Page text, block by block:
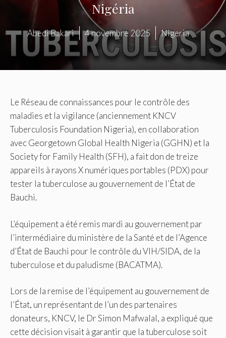
Nigéria
Abedi Bakari 4 novembre 2025 Nigeria
Le Réseau de connaissances pour le contrôle des
maladies et la vigilance (anciennement KNCV
Tuberculosis Foundation Nigeria), en collaboration
avec Georgetown Global Health Nigeria (GGHN) et la
Society for Family Health (SFH), a fait don de treize
appareils à rayons X numériques portables (PDX) pour
tester la tuberculose au gouvernement de l’État de
Bauchi.
L’équipement a été remis mardi au gouvernement par
l’intermédiaire du ministère de la Santé et de l’Agence
d’État de Bauchi pour le contrôle du VIH/SIDA, de la
tuberculose et du paludisme (BACATMA).
Lors de la remise de l’équipement au gouvernement de
l’État, un représentant de l’un des partenaires
donateurs, KNCV, le Dr Simon Mafwalal, a expliqué que
cette décision visait à garantir que la tuberculose soit